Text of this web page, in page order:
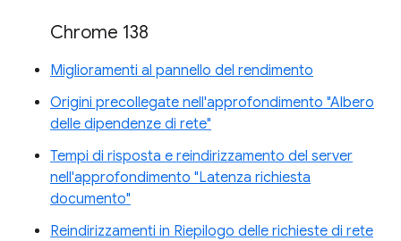
Chrome 138
Miglioramenti al pannello del rendimento
Origini precollegate nell'approfondimento "Albero
delle dipendenze di rete"
Tempi di risposta e reindirizzamento del server
nell'approfondimento "Latenza richiesta
documento"
Reindirizzamenti in Riepilogo delle richieste di rete